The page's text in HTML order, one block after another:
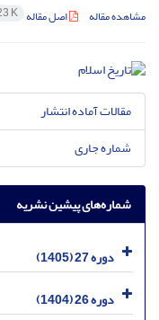
مشاهده مقاله اصل مقاله K
مقالات آماده انتشار
شماره جاری
شماره‌های پیشین نشریه
دوره 27 (1405)
دوره 26 (1404)